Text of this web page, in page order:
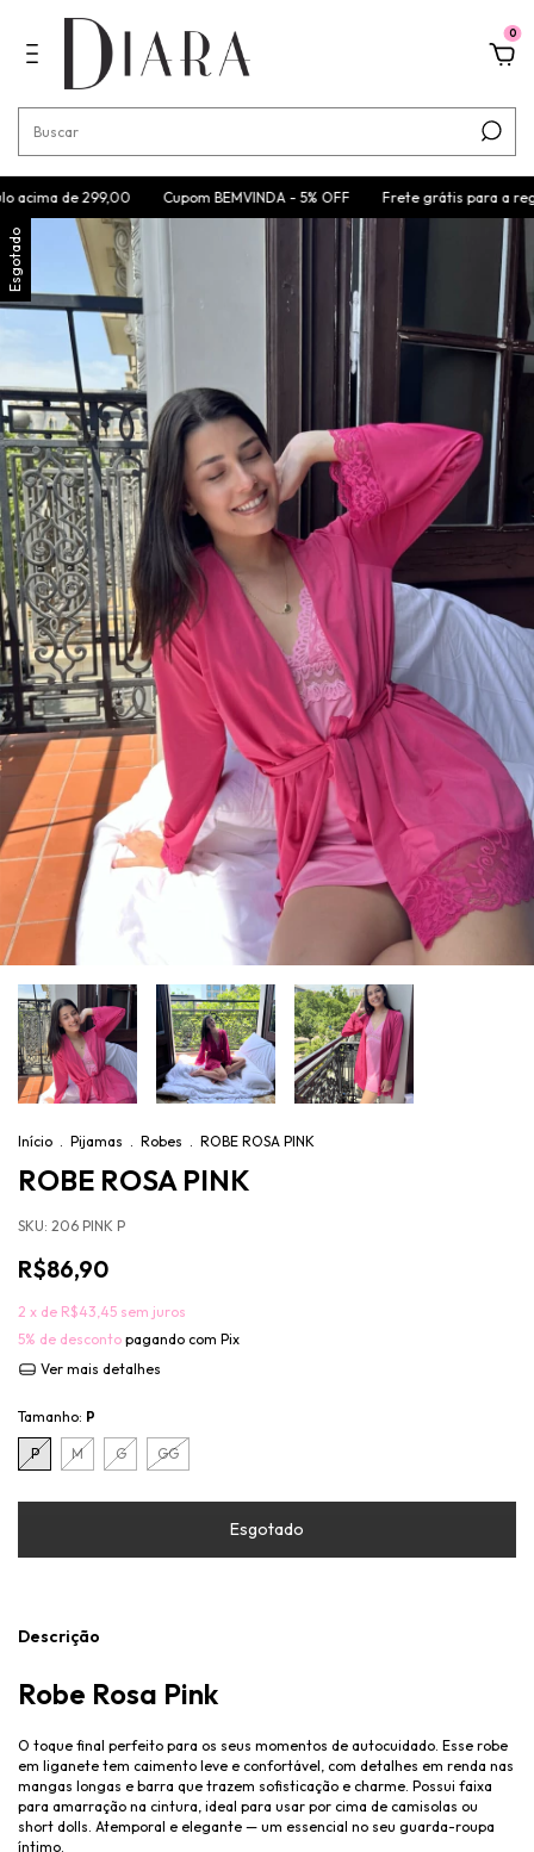
0
de 299,00 Cupom BEMVINDA - 5% OFF Frete grátis para a região Sul
Esgotado
Início . Pijamas . Robes . ROBE ROSA PINK
ROBE ROSA PINK
SKU: 206 PINK P
R$86,90
2 x de R$43,45 sem juros
5% de desconto pagando com Pix
Ver mais detalhes
Tamanho: P
P M G GG
Descrição
Robe Rosa Pink
O toque final perfeito para os seus momentos de autocuidado. Esse robe
em liganete tem caimento leve e confortável, com detalhes em renda nas
mangas longas e barra que trazem sofisticação e charme. Possui faixa
para amarração na cintura, ideal para usar por cima de camisolas ou
short dolls. Atemporal e elegante — um essencial no seu guarda-roupa
íntimo.